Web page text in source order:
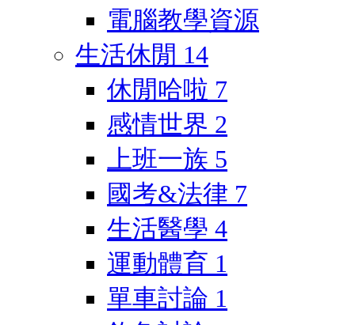
電腦教學資源
生活休閒 14
休閒哈啦 7
感情世界 2
上班一族 5
國考&法律 7
生活醫學 4
運動體育 1
單車討論 1